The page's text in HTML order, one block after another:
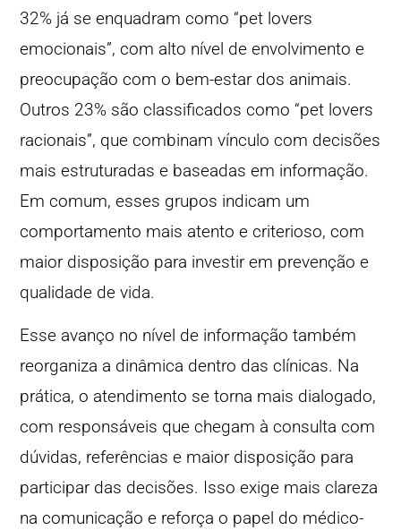
32% já se enquadram como “pet lovers
emocionais”, com alto nível de envolvimento e
preocupação com o bem-estar dos animais.
Outros 23% são classificados como “pet lovers
racionais”, que combinam vínculo com decisões
mais estruturadas e baseadas em informação.
Em comum, esses grupos indicam um
comportamento mais atento e criterioso, com
maior disposição para investir em prevenção e
qualidade de vida.
Esse avanço no nível de informação também
reorganiza a dinâmica dentro das clínicas. Na
prática, o atendimento se torna mais dialogado,
com responsáveis que chegam à consulta com
dúvidas, referências e maior disposição para
participar das decisões. Isso exige mais clareza
na comunicação e reforça o papel do médico-